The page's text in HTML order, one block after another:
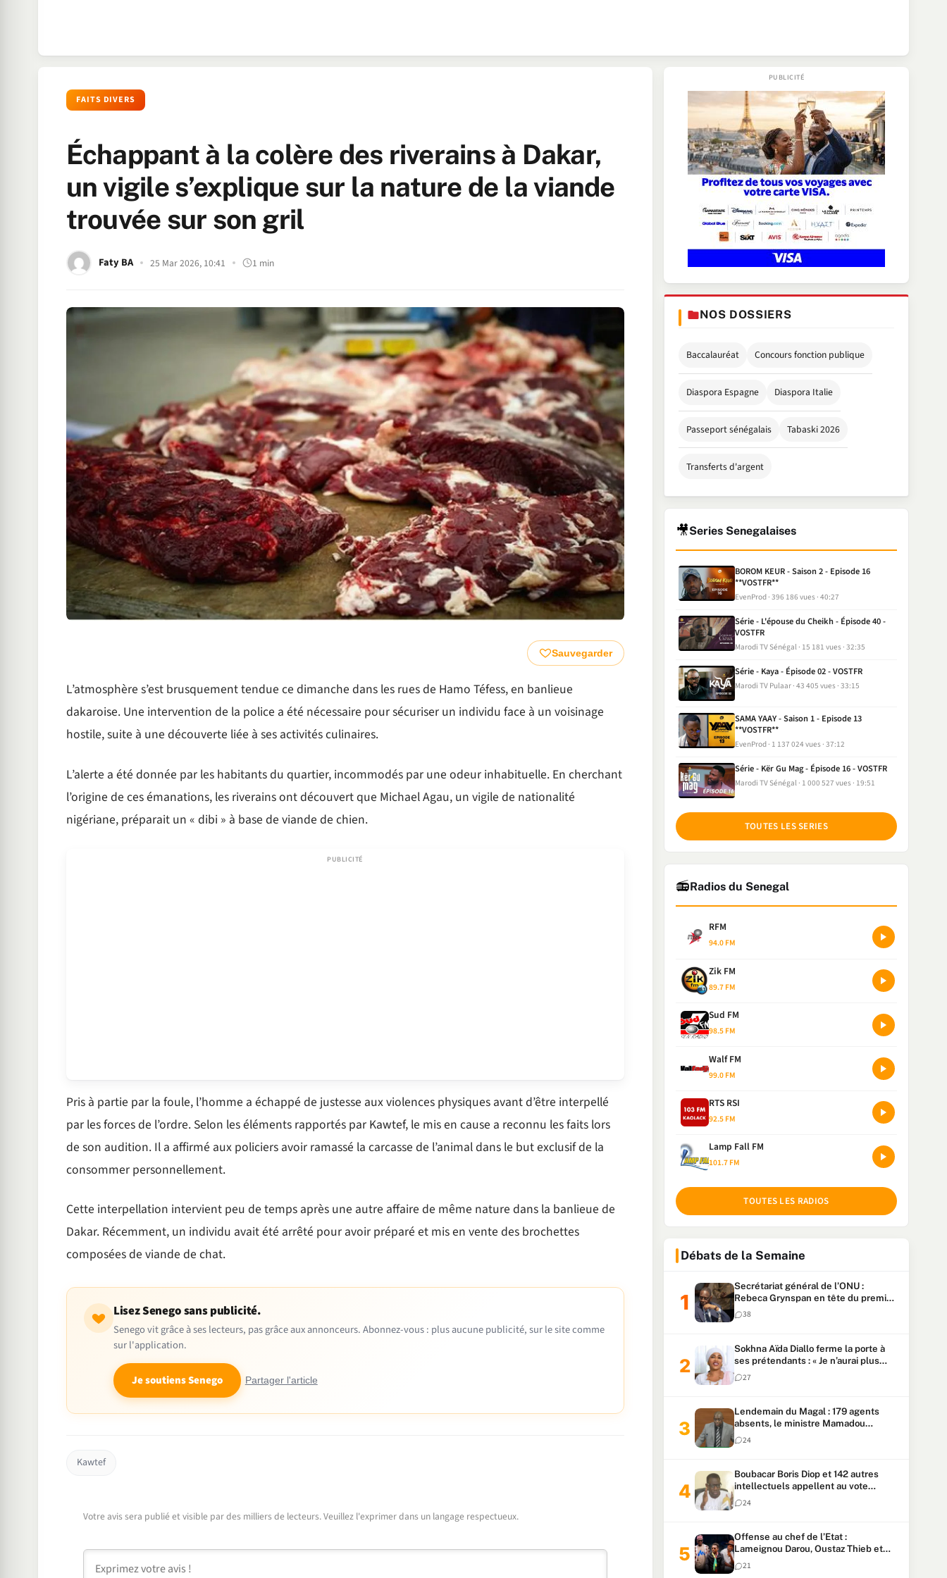
FAITS DIVERS
Échappant à la colère des riverains à Dakar,
un vigile s’explique sur la nature de la viande
trouvée sur son gril
Faty BA 25 Mar 2026, 10:41 1 min
Sauvegarder
L’atmosphère s’est brusquement tendue ce dimanche dans les rues de Hamo Téfess, en banlieue
dakaroise. Une intervention de la police a été nécessaire pour sécuriser un individu face à un voisinage
hostile, suite à une découverte liée à ses activités culinaires.
L’alerte a été donnée par les habitants du quartier, incommodés par une odeur inhabituelle. En cherchant
l’origine de ces émanations, les riverains ont découvert que Michael Agau, un vigile de nationalité
nigériane, préparait un « dibi » à base de viande de chien.
Pris à partie par la foule, l’homme a échappé de justesse aux violences physiques avant d’être interpellé
par les forces de l’ordre. Selon les éléments rapportés par Kawtef, le mis en cause a reconnu les faits lors
de son audition. Il a affirmé aux policiers avoir ramassé la carcasse de l’animal dans le but exclusif de la
consommer personnellement.
Cette interpellation intervient peu de temps après une autre affaire de même nature dans la banlieue de
Dakar. Récemment, un individu avait été arrêté pour avoir préparé et mis en vente des brochettes
composées de viande de chat.
Lisez Senego sans publicité.
Senego vit grâce à ses lecteurs, pas grâce aux annonceurs. Abonnez-vous : plus aucune publicité, sur le site comme
sur l'application.
Je soutiens Senego Partager l'article
Kawtef
Votre avis sera publié et visible par des milliers de lecteurs. Veuillez l'exprimer dans un langage respectueux.
NOS DOSSIERS
Baccalauréat Concours fonction publique
Diaspora Espagne Diaspora Italie
Passeport sénégalais Tabaski 2026
Transferts d'argent
🎥Series Senegalaises
BOROM KEUR - Saison 2 - Episode 16
**VOSTFR**
EvenProd 396 186 vues 40:27
Série - L'épouse du Cheikh - Épisode 40 -
VOSTFR
Marodi TV Sénégal 15 181 vues 32:35
Série - Kaya - Épisode 02 - VOSTFR
Marodi TV Pulaar 43 405 vues 33:15
SAMA YAAY - Saison 1 - Episode 13
**VOSTFR**
EvenProd 1 137 024 vues 37:12
Série - Kër Gu Mag - Épisode 16 - VOSTFR
Marodi TV Sénégal 1 000 527 vues 19:51
TOUTES LES SERIES
📻Radios du Senegal
RFM
94.0 FM
Zik FM
89.7 FM
Sud FM
98.5 FM
Walf FM
99.0 FM
RTS RSI
92.5 FM
Lamp Fall FM
101.7 FM
TOUTES LES RADIOS
Débats de la Semaine
Secrétariat général de l’ONU :
Rebeca Grynspan en tête du premier
vote, Macky Sall pointe à la 5ᵉ place
38
Sokhna Aïda Diallo ferme la porte à
ses prétendants : « Je n’aurai plus
jamais un autre mari »
27
Lendemain du Magal : 179 agents
absents, le ministre Mamadou
Lamine Dianté exige des explications
24
Boubacar Boris Diop et 142 autres
intellectuels appellent au vote
urgent de la révision
constitutionnelle
24
Offense au chef de l’Etat :
Lameignou Darou, Oustaz Thieb et
Ndiaye Touba lourdement
condamnés
21